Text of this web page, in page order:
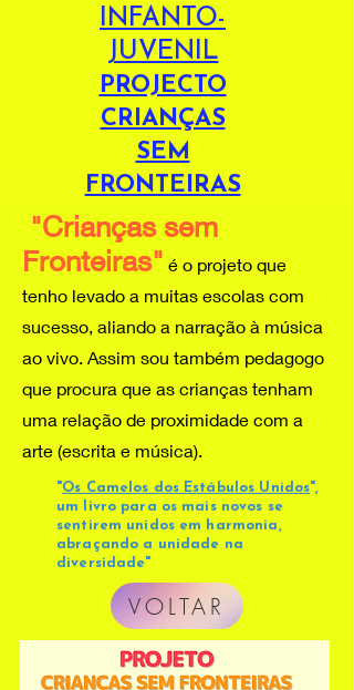
INFANTO-
JUVENIL
PROJECTO
CRIANÇAS
SEM
FRONTEIRAS
"Crianças sem
Fronteiras" é o projeto que
tenho levado a muitas escolas com
sucesso, aliando a narração à música
ao vivo. Assim sou também pedagogo
que procura que as crianças tenham
uma relação de proximidade com a
arte (escrita e música).
"Os Camelos dos Estábulos Unidos",
um livro para os mais novos se
sentirem unidos em harmonia,
abraçando a unidade na
diversidade"
VOLTAR